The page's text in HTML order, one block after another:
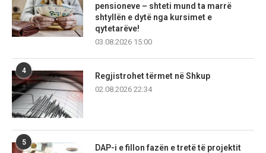
pensioneve – shteti mund ta marrë
shtyllën e dytë nga kursimet e
qytetarëve!
03.08.2026 15:00
4
Regjistrohet tërmet në Shkup
02.08.2026 22:34
5
DAP-i e fillon fazën e tretë të projektit